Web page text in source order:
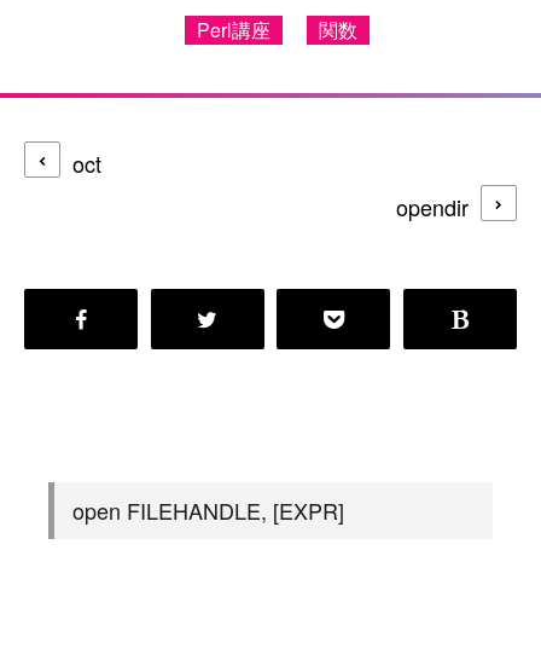
Perl講座 関数
oct
opendir
open FILEHANDLE, [EXPR]